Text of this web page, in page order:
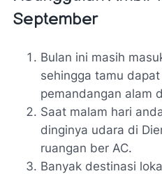
September
Bulan ini masih
sehingga tamu
pemandangan alam
Saat malam hari
dinginya udara di
ruangan ber AC.
Banyak destinasi